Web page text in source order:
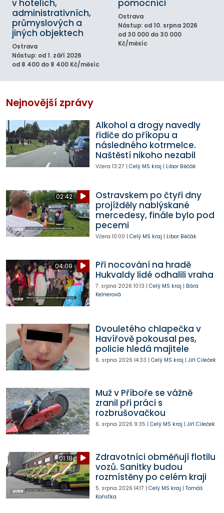
v hotelích,
administrativních,
průmyslových a
jiných objektech
Ostrava
Nástup: od 1. září 2026
od 8 400 do 8 400 Kč/měsíc
pomocníci
Ostrava
Nástup: od 10. srpna 2026
od 30 000 do 30 000
Kč/měsíc
Nejnovější zprávy
Alkohol a drogy navedly
řidiče do příkopu a
následného kotrmelce.
Naštěstí nikoho nezabil
Včera 13:27 | Celý MS kraj | Libor Běčák
02:42
Ostravskem po čtyři dny
projížděly nablýskané
mercedesy, finále bylo pod
pecemi
Včera 10:00 | Celý MS kraj | Libor Běčák
04:09
Při nocování na hradě
Hukvaldy lidé odhalili vraha
7. srpna 2026 10:13 | Celý MS kraj | Bára
Kelnerová
Dvouletého chlapečka v
Havířově pokousal pes,
policie hledá majitele
6. srpna 2026 14:33 | Celý MS kraj | Jiří Cileček
Muž v Příboře se vážně
zranil při práci s
rozbrušovačkou
6. srpna 2026 9:35 | Celý MS kraj | Jiří Cileček
01:18
Zdravotníci obměňují flotilu
vozů. Sanitky budou
rozmístěny po celém kraji
5. srpna 2026 14:17 | Celý MS kraj | Tomáš
Kořistka